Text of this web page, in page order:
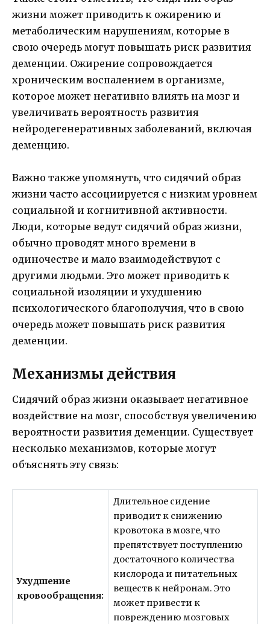
жизни может приводить к ожирению и
метаболическим нарушениям, которые в
свою очередь могут повышать риск развития
деменции. Ожирение сопровождается
хроническим воспалением в организме,
которое может негативно влиять на мозг и
увеличивать вероятность развития
нейродегенеративных заболеваний, включая
деменцию.
Важно также упомянуть, что сидячий образ
жизни часто ассоциируется с низким уровнем
социальной и когнитивной активности.
Люди, которые ведут сидячий образ жизни,
обычно проводят много времени в
одиночестве и мало взаимодействуют с
другими людьми. Это может приводить к
социальной изоляции и ухудшению
психологического благополучия, что в свою
очередь может повышать риск развития
деменции.
Механизмы действия
Сидячий образ жизни оказывает негативное
воздействие на мозг, способствуя увеличению
вероятности развития деменции. Существует
несколько механизмов, которые могут
объяснять эту связь:
Ухудшение
кровообращения:
Длительное сидение
приводит к снижению
кровотока в мозге, что
препятствует поступлению
достаточного количества
кислорода и питательных
веществ к нейронам. Это
может привести к
повреждению мозговых